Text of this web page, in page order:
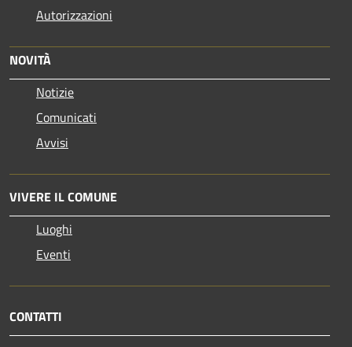
Autorizzazioni
NOVITÀ
Notizie
Comunicati
Avvisi
VIVERE IL COMUNE
Luoghi
Eventi
CONTATTI